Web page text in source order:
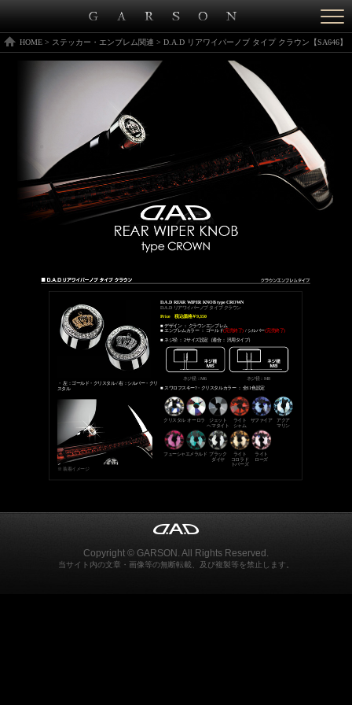
HOME > ステッカー・エンブレム関連 > D.A.D リアワイパーノブ タイプ クラウン【SA646】
・ 左：ゴールド・クリスタル / 右：シルバー・クリ
スタル
※ 装着イメージ
D.A.D REAR WIPER KNOB type CROWN
D.A.D リアワイパーノブ タイプ クラウン
Price税込価格￥9,350
■ デザイン ： クラウンエンブレム
■ エンブレムカラー ： ゴールド(完売終了)/ シルバー(完売終了)
■ ネジ径 ： 2サイズ設定（適合： 汎用タイプ）
ネジ径：M6
ネジ径：M8
■ スワロフスキー?・クリスタルカラー ： 全11色設定
クリスタル オーロラ
ジェット
ヘマタイト
ライト
シャム
サファイア
アクア
マリン
フューシャ エメラルド ブラック
ダイヤ
ライト
コロラド
トパーズ
ライト
ローズ
Copyright © GARSON. All Rights Reserved.
当サイト内の文章・画像等の無断転載、及び複製等を禁止します。